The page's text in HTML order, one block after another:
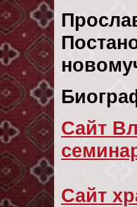
Сайт
Сайт